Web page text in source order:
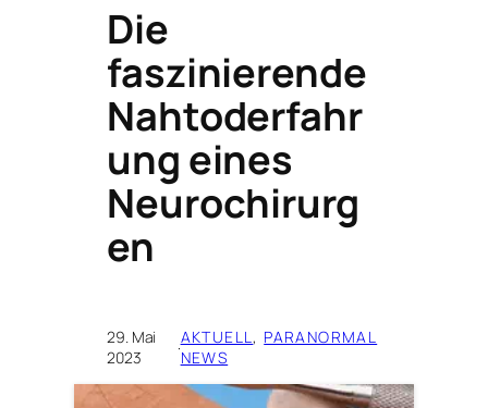
Die
faszinierende
Nahtoderfahr
ung eines
Neurochirurg
en
29. Mai
2023
·AKTUELL, PARANORMAL
NEWS